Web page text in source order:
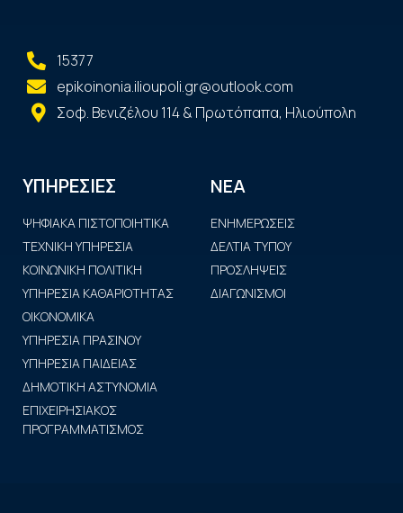
15377
epikoinonia.ilioupoli.gr@outlook.com
Σοφ. Βενιζέλου 114 & Πρωτόπαπα, Ηλιούπολη
ΥΠΗΡΕΣΙΕΣ
ΨΗΦΙΑΚΑ ΠΙΣΤΟΠΟΙΗΤΙΚΑ
ΤΕΧΝΙΚΗ ΥΠΗΡΕΣΙΑ
ΚΟΙΝΩΝΙΚΗ ΠΟΛΙΤΙΚΗ
ΥΠΗΡΕΣΙΑ ΚΑΘΑΡΙΟΤΗΤΑΣ
ΟΙΚΟΝΟΜΙΚΑ
ΥΠΗΡΕΣΙΑ ΠΡΑΣΙΝΟΥ
ΥΠΗΡΕΣΙΑ ΠΑΙΔΕΙΑΣ
ΔΗΜΟΤΙΚΗ ΑΣΤΥΝΟΜΙΑ
ΕΠΙΧΕΙΡΗΣΙΑΚΟΣ
ΠΡΟΓΡΑΜΜΑΤΙΣΜΟΣ
ΝΕΑ
ΕΝΗΜΕΡΩΣΕΙΣ
ΔΕΛΤΙΑ ΤΥΠΟΥ
ΠΡΟΣΛΗΨΕΙΣ
ΔΙΑΓΩΝΙΣΜΟΙ